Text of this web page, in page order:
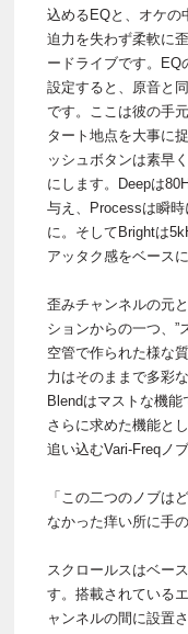
込めるEQと、オケの
迫力を失わず柔軟に
ードライブです。EQ
設定すると、原音と
です。ここは彼の手
タート地点を大事に
ッシュボタンは素早
にします。Deepは
与え、Processは瞬
に。そしてBrightは
アッタク感をベース
歪みチャンネルの元
ションからの一つ、”
空管で作られた様な
力はそのままで多彩
Blendはマストな機
さらに求めた機能と
追い込むVari-Freqノ
「この二つのノブは
なかった痒い所に手
スクロールスはベー
す。搭載されている
ャンネルの間に設置